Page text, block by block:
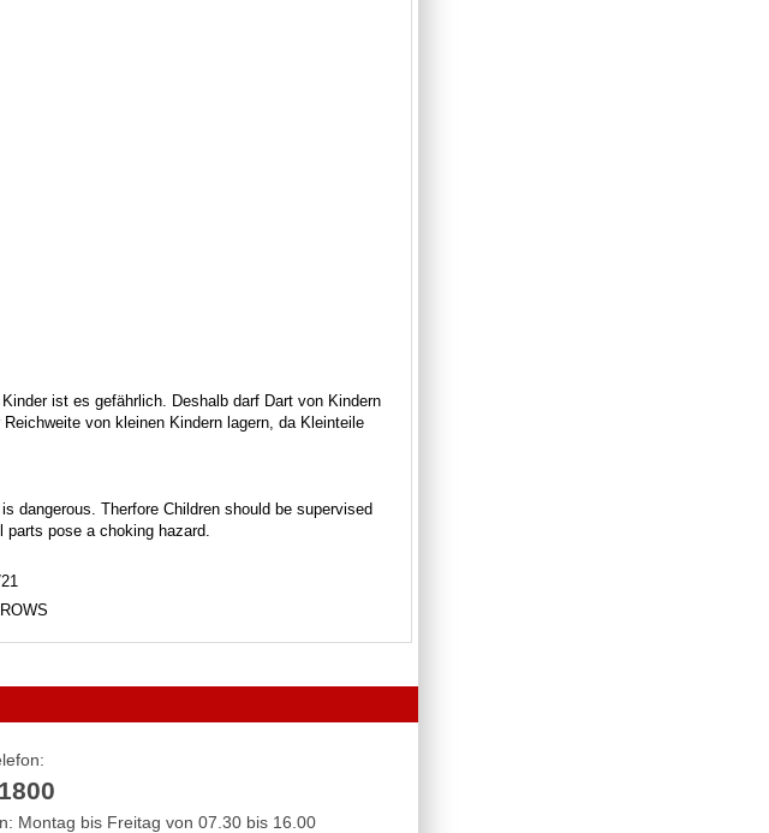
ist es gefährlich. Deshalb darf Dart von Kindern
von kleinen Kindern lagern, da Kleinteile
dangerous. Therfore Children should be supervised
pose a choking hazard.
Montag bis Freitag von 07.30 bis 16.00